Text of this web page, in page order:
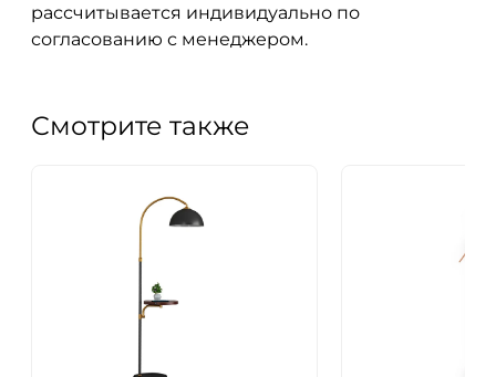
рассчитывается индивидуально по
согласованию с менеджером.
Смотрите также